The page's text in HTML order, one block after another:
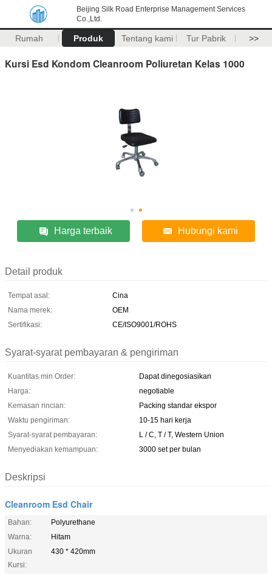
Beijing Silk Road Enterprise Management Services
Co.,Ltd.
Rumah Produk Tentang kami Tur Pabrik >>
Kursi Esd Kondom Cleanroom Poliuretan Kelas 1000
Harga terbaik Hubungi kami
Detail produk
Tempat asal:
Cina
Nama merek:
OEM
Sertifikasi:
CE/ISO9001/ROHS
Syarat-syarat pembayaran & pengiriman
Kuantitas min Order:
Dapat dinegosiasikan
Harga:
negotiable
Kemasan rincian:
Packing standar ekspor
Waktu pengiriman:
10-15 hari kerja
Syarat-syarat pembayaran:
L / C, T / T, Western Union
Menyediakan kemampuan:
3000 set per bulan
Deskripsi
Cleanroom Esd Chair
Bahan:
Polyurethane
Warna:
Hitam
Ukuran
Kursi:
430 * 420mm